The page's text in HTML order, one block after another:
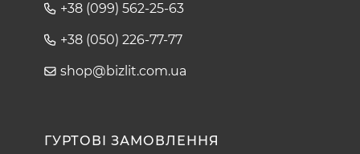
+38 (099) 562-25-63
+38 (050) 226-77-77
shop@bizlit.com.ua
ГУРТОВІ ЗАМОВЛЕННЯ